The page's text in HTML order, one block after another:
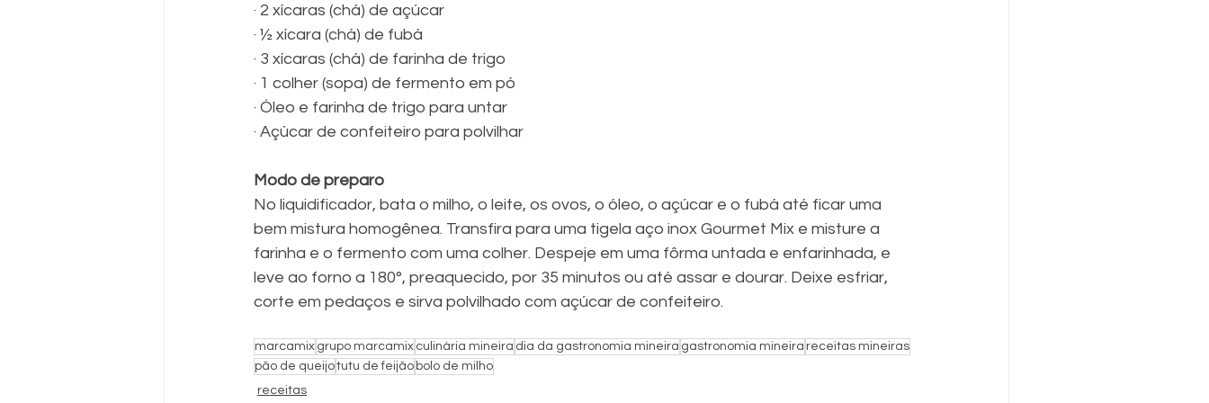
· 2 xícaras (chá) de açúcar
· ½ xícara (chá) de fubá
· 3 xícaras (chá) de farinha de trigo
· 1 colher (sopa) de fermento em pó
· Óleo e farinha de trigo para untar
· Açúcar de confeiteiro para polvilhar
Modo de preparo
No liquidificador, bata o milho, o leite, os ovos, o óleo, o açúcar e o fubá até ficar uma
bem mistura homogênea. Transfira para uma tigela aço inox Gourmet Mix e misture a
farinha e o fermento com uma colher. Despeje em uma fôrma untada e enfarinhada, e
leve ao forno a 180°, preaquecido, por 35 minutos ou até assar e dourar. Deixe esfriar,
corte em pedaços e sirva polvilhado com açúcar de confeiteiro.
marcamix grupo marcamix culinária mineira dia da gastronomia mineira gastronomia mineira receitas mineiras
pão de queijotutu de feijão bolo de milho
receitas